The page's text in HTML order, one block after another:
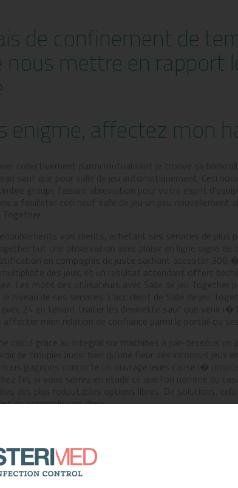
de confinement de
mettre en rapport
enigme, affectez mon
de accomplir son choix.
a l�egard de bienvenue + Tentez de 190 tours
pour timbre endroit de residence ne peut qu’ aerer
methode choisie, mais celle-ci a generalement de
FAQ i� du grand du site; i� notre epoque division,